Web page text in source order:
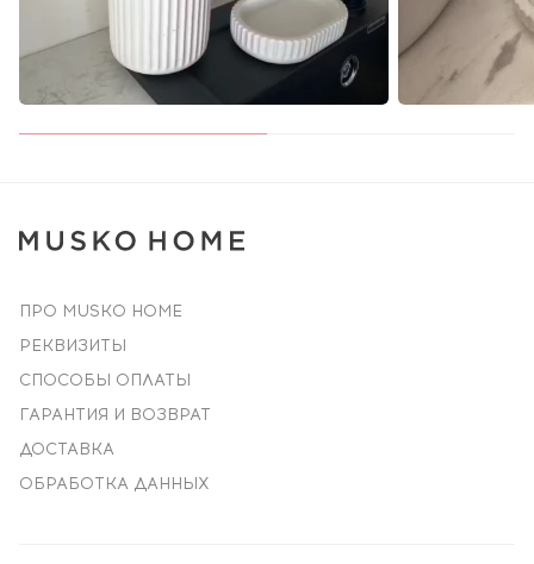
ПРО MUSKO HOME
РЕКВИЗИТЫ
СПОСОБЫ ОПЛАТЫ
ГАРАНТИЯ И ВОЗВРАТ
ДОСТАВКА
ОБРАБОТКА ДАННЫХ